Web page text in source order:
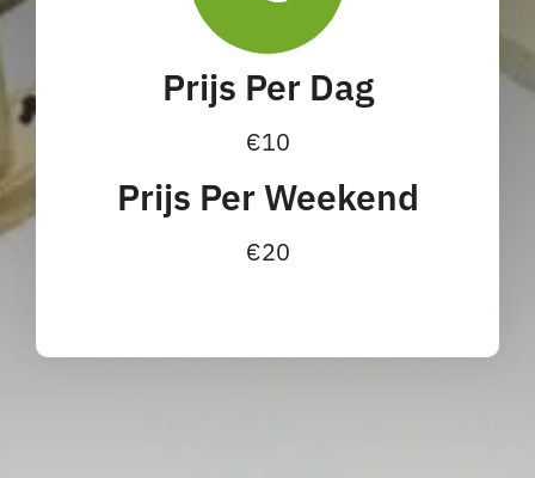
Prijs Per Dag
€10
Prijs Per Weekend
€20